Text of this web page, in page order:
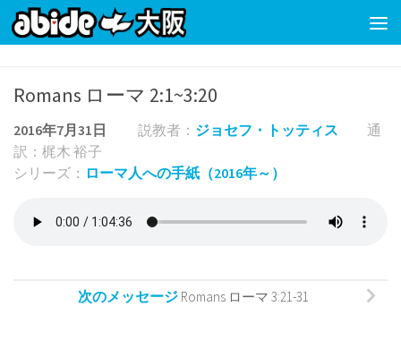
コンテンツの下
Romans ローマ 2:1~3:20
2016年7月31日 説教者： ジョセフ・トッティス
通
訳：梶木 裕子
シリーズ： ローマ人への手紙（2016年～）
次のメッセージ Romans ローマ 3:21-31